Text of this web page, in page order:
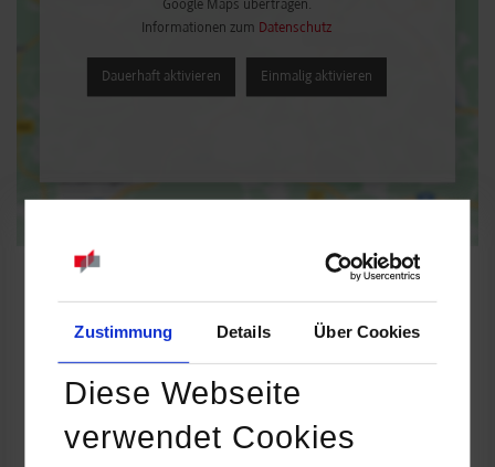
Zustimmung Details Über Cookies
Diese Webseite
verwendet Cookies
Google Maps übertragen.
Informationen zum Datenschutz
Dauerhaft aktivieren Einmalig aktivieren
Wirtschaftsinformatik / Industrie
ROTZINGER PharmaPack GmbH
Stuttgarter Straße 130